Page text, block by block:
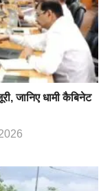
जानिए धामी कैबिनेट